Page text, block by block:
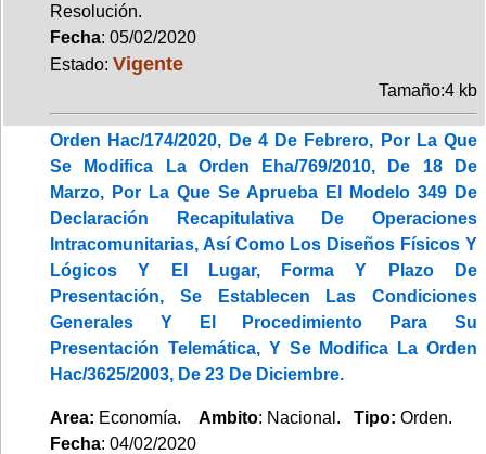
Resolución.
Fecha: 05/02/2020
Estado: Vigente
Tamaño:4 kb
Orden Hac/174/2020, De 4 De Febrero, Por La Que
Se Modifica La Orden Eha/769/2010, De 18 De
Marzo, Por La Que Se Aprueba El Modelo 349 De
Declaración Recapitulativa De Operaciones
Intracomunitarias, Así Como Los Diseños Físicos Y
Lógicos Y El Lugar, Forma Y Plazo De
Presentación, Se Establecen Las Condiciones
Generales Y El Procedimiento Para Su
Presentación Telemática, Y Se Modifica La Orden
Hac/3625/2003, De 23 De Diciembre.
Area: Economía. Ambito: Nacional. Tipo: Orden.
Fecha: 04/02/2020